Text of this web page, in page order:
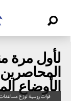
لأول مرة
الأوضاع
قوات روسية توزع مساعدات